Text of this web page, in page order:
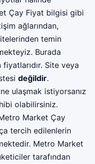
Çay Fiyat bilgisi gibi
ağlarından,
temin
Burada
Site veya
değildir.
ulaşmak istiyorsanız
olabilirsiniz.
Market Çay
tercih edilenlerin
Metro Market
tarafından